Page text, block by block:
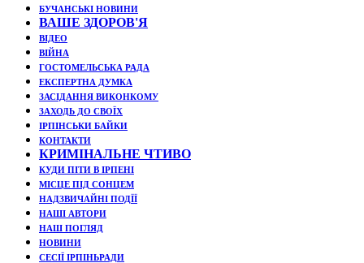
БУЧАНСЬКІ НОВИНИ
ВАШЕ ЗДОРОВ'Я
ВІДЕО
ВІЙНА
ГОСТОМЕЛЬСЬКА РАДА
ЕКСПЕРТНА ДУМКА
ЗАСІДАННЯ ВИКОНКОМУ
ЗАХОДЬ ДО СВОЇХ
ІРПІНСЬКИ БАЙКИ
КОНТАКТИ
КРИМІНАЛЬНЕ ЧТИВО
КУДИ ПІТИ В ІРПЕНІ
МІСЦЕ ПІД СОНЦЕМ
НАДЗВИЧАЙНІ ПОДЇЇ
НАШІ АВТОРИ
НАШ ПОГЛЯД
НОВИНИ
СЕСІЇ ІРПІНЬРАДИ